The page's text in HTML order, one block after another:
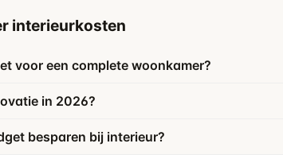
interieurkosten
voor een complete woonkamer?
in 2026?
besparen bij interieur?